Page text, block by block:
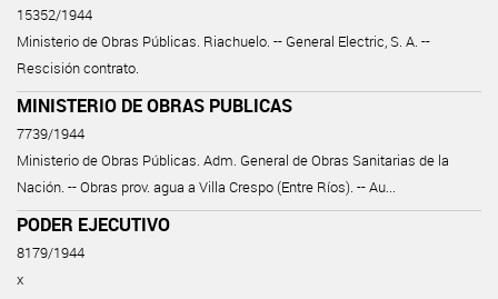
15352/1944
Ministerio de Obras Públicas. Riachuelo. -- General Electric, S. A. --
Rescisión contrato.
MINISTERIO DE OBRAS PUBLICAS
7739/1944
Ministerio de Obras Públicas. Adm. General de Obras Sanitarias de la
Nación. -- Obras prov. agua a Villa Crespo (Entre Ríos). -- Au...
PODER EJECUTIVO
8179/1944
x